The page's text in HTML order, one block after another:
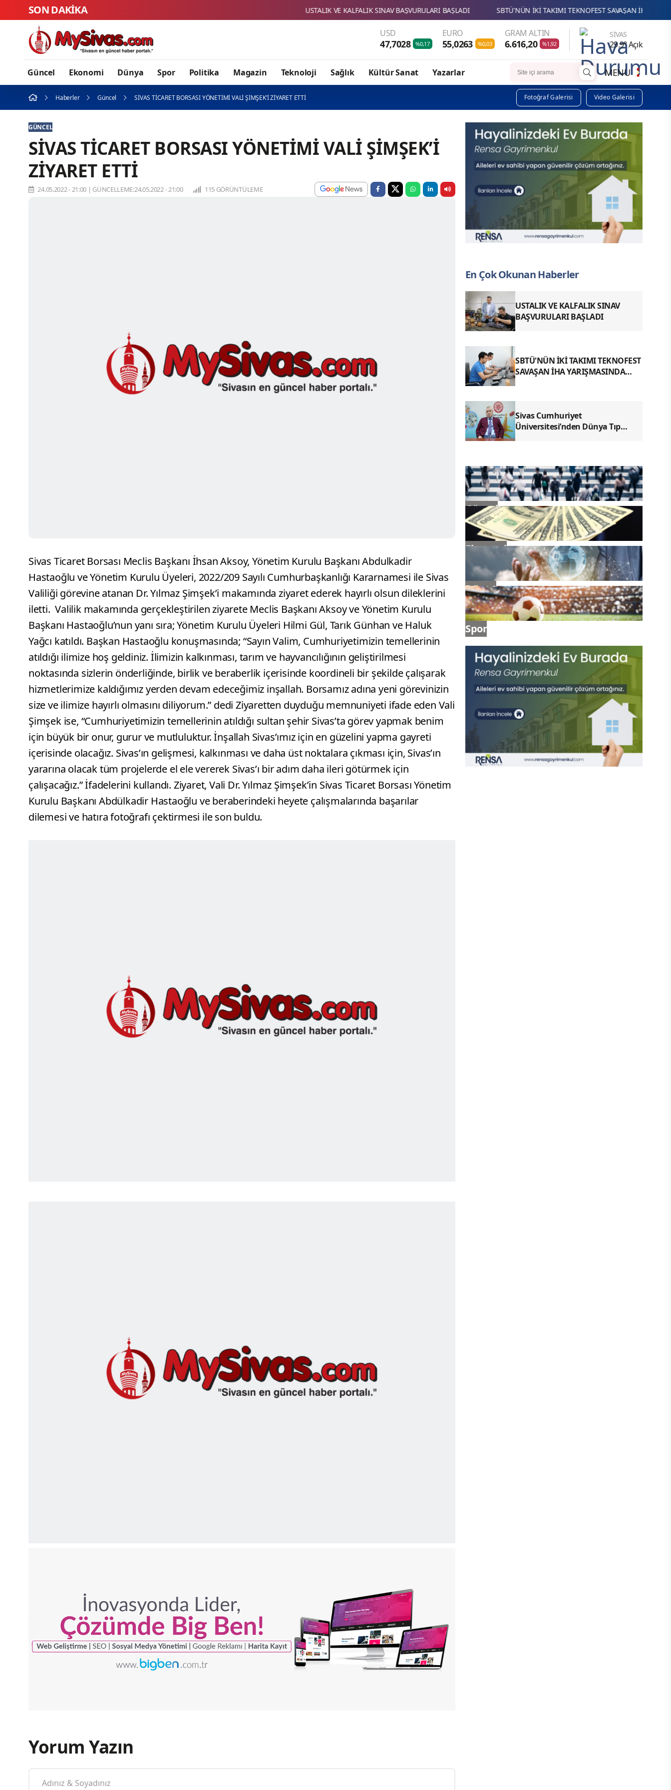
SON DAKİKA USTALIK VE KALFALIK SINAV BAŞVURULARI BAŞLADI SBTÜ'NÜN İKİ TAKIMI TEKNOFEST SAVAŞAN İHA YARIŞMASINDA FİNALDE
USD
47,7028 %0,17
EURO
55,0263 %0,03
GRAM ALTIN
6.616,20 %1,92
SIVAS
29.9° Açık
Güncel Ekonomi Dünya Spor Politika Magazin Teknoloji Sağlık Kültür Sanat Yazarlar MENU
Haberler Güncel SİVAS TİCARET BORSASI YÖNETİMİ VALİ ŞİMŞEK’İ ZİYARET ETTİ Fotoğraf Galerisi Video Galerisi
GÜNCEL
SİVAS TİCARET BORSASI YÖNETİMİ VALİ ŞİMŞEK’İ
ZİYARET ETTİ
24.05.2022 - 21:00 | GÜNCELLEME:24.05.2022 - 21:00 115 GÖRÜNTÜLEME
Sivas Ticaret Borsası Meclis Başkanı İhsan Aksoy, Yönetim Kurulu Başkanı Abdulkadir
Hastaoğlu ve Yönetim Kurulu Üyeleri, 2022/209 Sayılı Cumhurbaşkanlığı Kararnamesi ile Sivas
Valiliği görevine atanan Dr. Yılmaz Şimşek’i makamında ziyaret ederek hayırlı olsun dileklerini
iletti. Valilik makamında gerçekleştirilen ziyarete Meclis Başkanı Aksoy ve Yönetim Kurulu
Başkanı Hastaoğlu’nun yanı sıra; Yönetim Kurulu Üyeleri Hilmi Gül, Tarık Günhan ve Haluk
Yağcı katıldı. Başkan Hastaoğlu konuşmasında; “Sayın Valim, Cumhuriyetimizin temellerinin
atıldığı ilimize hoş geldiniz. İlimizin kalkınması, tarım ve hayvancılığının geliştirilmesi
noktasında sizlerin önderliğinde, birlik ve beraberlik içerisinde koordineli bir şekilde çalışarak
hizmetlerimize kaldığımız yerden devam edeceğimiz inşallah. Borsamız adına yeni görevinizin
size ve ilimize hayırlı olmasını diliyorum.” dedi Ziyaretten duyduğu memnuniyeti ifade eden Vali
Şimşek ise, “Cumhuriyetimizin temellerinin atıldığı sultan şehir Sivas’ta görev yapmak benim
için büyük bir onur, gurur ve mutluluktur. İnşallah Sivas’ımız için en güzelini yapma gayreti
içerisinde olacağız. Sivas’ın gelişmesi, kalkınması ve daha üst noktalara çıkması için, Sivas’ın
yararına olacak tüm projelerde el ele vererek Sivas’ı bir adım daha ileri götürmek için
çalışacağız.” İfadelerini kullandı. Ziyaret, Vali Dr. Yılmaz Şimşek’in Sivas Ticaret Borsası Yönetim
Kurulu Başkanı Abdülkadir Hastaoğlu ve beraberindeki heyete çalışmalarında başarılar
dilemesi ve hatıra fotoğrafı çektirmesi ile son buldu.
Yorum Yazın
En Çok Okunan Haberler
USTALIK VE KALFALIK SINAV
BAŞVURULARI BAŞLADI
SBTÜ'NÜN İKİ TAKIMI TEKNOFEST
SAVAŞAN İHA YARIŞMASINDA
Sivas Cumhuriyet
Üniversitesi’nden Dünya Tıp
Güncel
Ekonomi
Dünya
Spor